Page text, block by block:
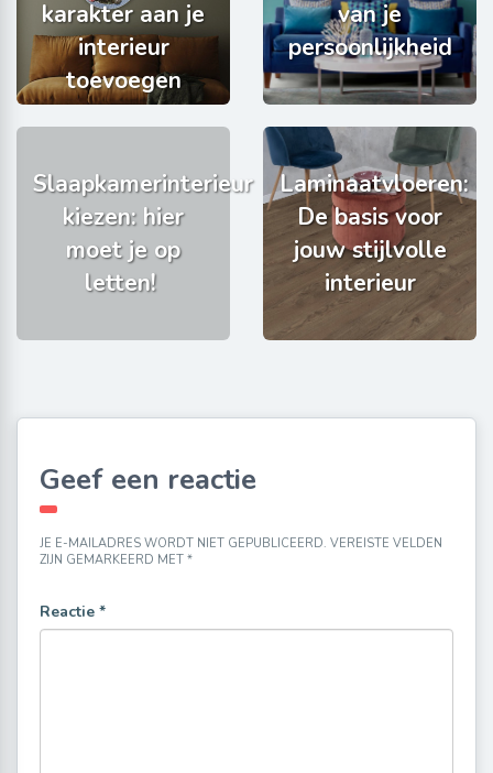
karakter aan je
interieur
toevoegen
van je
persoonlijkheid
Slaapkamerinterieur
kiezen: hier
moet je op
letten!
Laminaatvloeren:
De basis voor
jouw stijlvolle
interieur
Geef een reactie
JE E-MAILADRES WORDT NIET GEPUBLICEERD. VEREISTE VELDEN
ZIJN GEMARKEERD MET *
Reactie *